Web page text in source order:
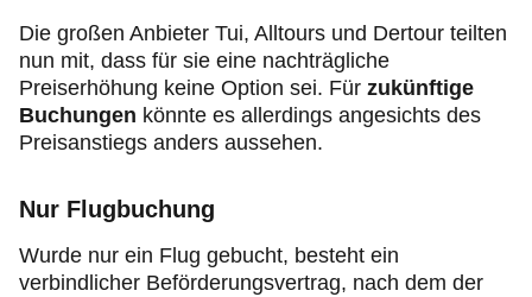
Die großen Anbieter Tui, Alltours und Dertour teilten
nun mit, dass für sie eine nachträgliche
Preiserhöhung keine Option sei. Für zukünftige
Buchungen könnte es allerdings angesichts des
Preisanstiegs anders aussehen.
Nur Flugbuchung
Wurde nur ein Flug gebucht, besteht ein
verbindlicher Beförderungsvertrag, nach dem der